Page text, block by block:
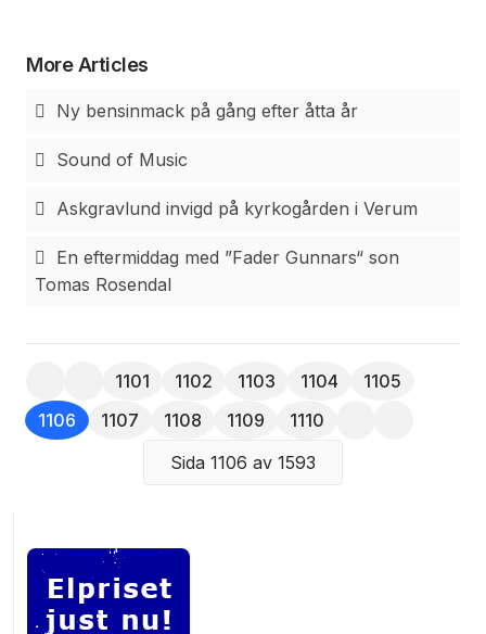
More Articles
Ny bensinmack på gång efter åtta år
Sound of Music
Askgravlund invigd på kyrkogården i Verum
En eftermiddag med ”Fader Gunnars“ son
Tomas Rosendal
1101 1102 1103 1104
1105
1106
1107 1108 1109
1110
Sida 1106 av 1593